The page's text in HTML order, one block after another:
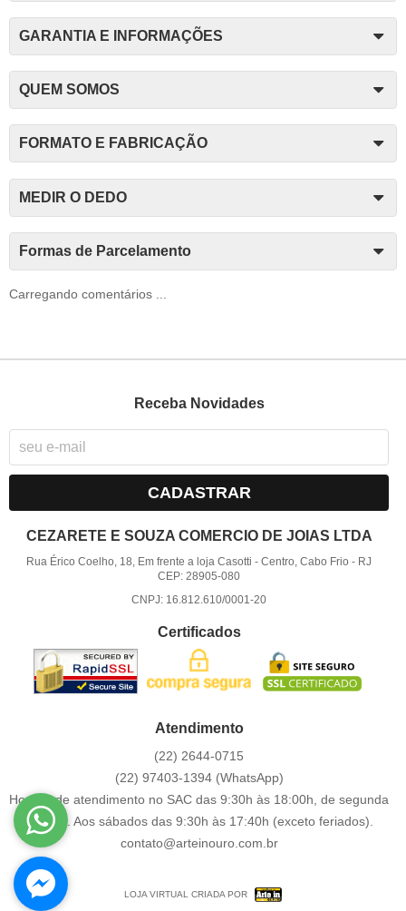
GARANTIA E INFORMAÇÕES
QUEM SOMOS
FORMATO E FABRICAÇÃO
MEDIR O DEDO
Formas de Parcelamento
Carregando comentários ...
Receba Novidades
CADASTRAR
CEZARETE E SOUZA COMERCIO DE JOIAS LTDA
Rua Érico Coelho, 18, Em frente a loja Casotti -Centro, Cabo Frio - RJ
CEP: 28905-080
CNPJ: 16.812.610/0001-20
Certificados
Atendimento
(22) 2644-0715
(22) 97403-1394 (WhatsApp)
Horário de atendimento no SAC das 9:30h às 18:00h, de segunda
a sexta. Aos sábados das 9:30h às 17:40h (exceto feriados).
contato@arteinouro.com.br
LOJA VIRTUAL CRIADA POR